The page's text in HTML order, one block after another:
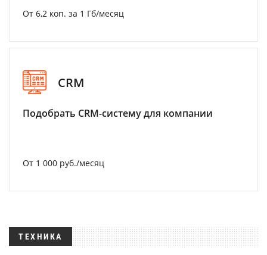
От 6,2 коп. за 1 Гб/месяц
CRM
Подобрать CRM-систему для компании
От 1 000 руб./месяц
ТЕХНИКА